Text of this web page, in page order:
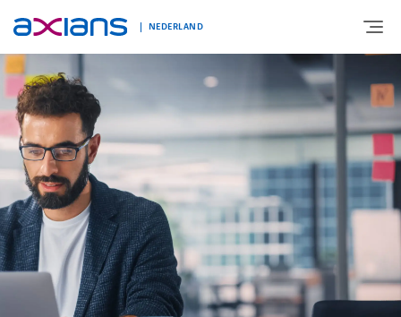
NEDERLAND
OVER AXIANS
EXPERTISE
MARKTSEGMENT
NIEUWS & INSPIRATIE